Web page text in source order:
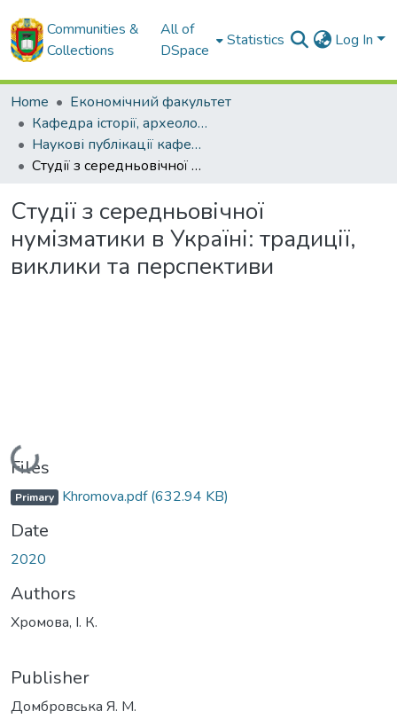
Communities &
Collections
All of
DSpace
Statistics Log In
Home
Економічний факультет
Кафедра історії, археології, інформаційної та архівної справи
Наукові публікації кафедри історії, археології, інформаційної та архівної справи
Студії з середньовічної нумізматики в Україні: традиції, виклики та перспективи
Студії з середньовічної
нумізматики в Україні: традиції,
виклики та перспективи
Loading...
Files
Primary Khromova.pdf(632.94 KB)
Date
2020
Authors
Хромова, І. К.
Publisher
Домбровська Я. М.